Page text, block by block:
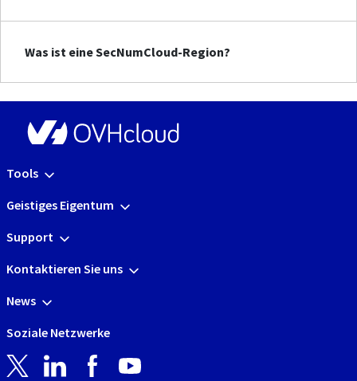
Was ist eine SecNumCloud-Region?
Tools
Geistiges Eigentum
Support
Kontaktieren Sie uns
News
Soziale Netzwerke